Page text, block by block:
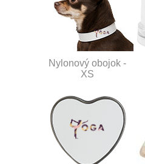
Nylonový obojok -
XS